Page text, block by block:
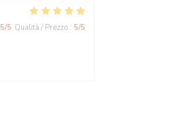
5/5 Qualità / Prezzo : 5/5